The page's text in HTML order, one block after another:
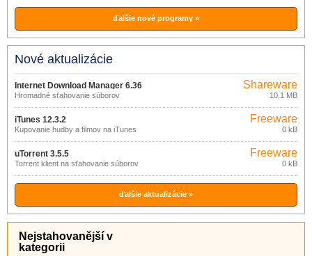
ďalšie nové programy »
Nové aktualizácie
Internet Download Manager 6.36
build 5
Hromadné sťahovanie súborov
Shareware
10,1 MB
iTunes 12.3.2
Kupovanie hudby a filmov na iTunes
Freeware
0 kB
uTorrent 3.5.5
Torrent klient na sťahovanie súborov
Freeware
0 kB
ďalšie aktualizácie »
Nejstahovanější v
kategorii